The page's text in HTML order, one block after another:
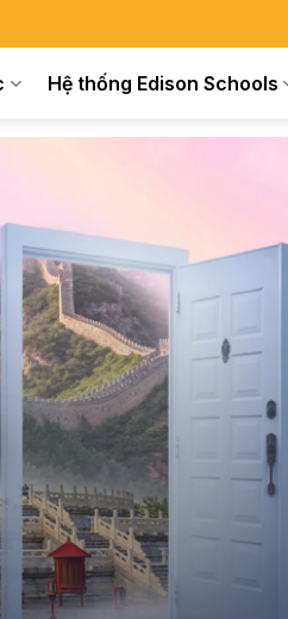
Hệ thống Edison Schools